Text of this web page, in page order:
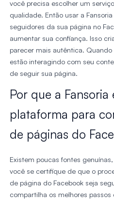
você precisa escolher um
qualidade. Então usar a
seguidores da sua página no
aumentar sua confiança. Isso
parecer mais autêntica.
estão interagindo com seu
de seguir sua página.
Por que a
plataforma para
de páginas do
Existem poucas fontes
você se certifique de que o
de página do Facebook seja
compartilha os melhores